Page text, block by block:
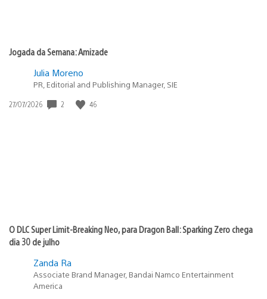
Jogada da Semana: Amizade
Julia Moreno
PR, Editorial and Publishing Manager, SIE
Data
27/07/2026 2 46
O DLC Super Limit-Breaking Neo, para Dragon Ball: Sparking Zero chega
dia 30 de julho
Zanda Ra
Associate Brand Manager, Bandai Namco Entertainment
America